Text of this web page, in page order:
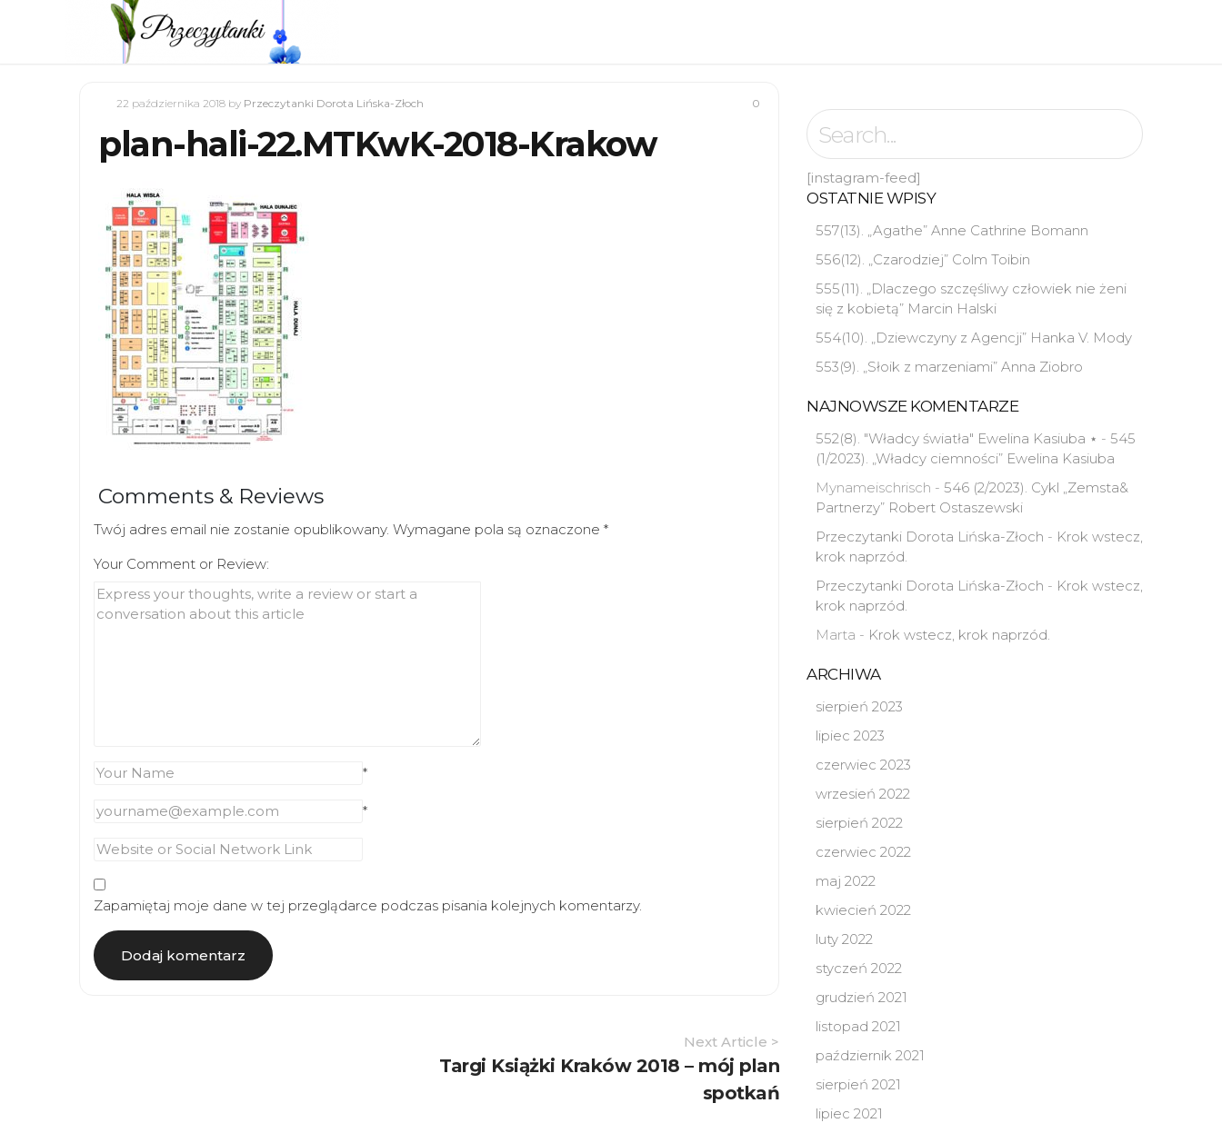
0
22 października 2018 by Przeczytanki Dorota Lińska-Złoch
plan-hali-22.MTKwK-2018-Krakow
Comments & Reviews
Twój adres email nie zostanie opublikowany. Wymagane pola są oznaczone *
Your Comment or Review:
*
*
Zapamiętaj moje dane w tej przeglądarce podczas pisania kolejnych komentarzy.
Next Article >
Targi Książki Kraków 2018 – mój plan
spotkań
[instagram-feed]
OSTATNIE WPISY
557(13). „Agathe” Anne Cathrine Bomann
556(12). „Czarodziej” Colm Toibin
555(11). „Dlaczego szczęśliwy człowiek nie żeni
się z kobietą” Marcin Halski
554(10). „Dziewczyny z Agencji” Hanka V. Mody
553(9). „Słoik z marzeniami” Anna Ziobro
NAJNOWSZE KOMENTARZE
552(8). "Władcy światła" Ewelina Kasiuba ⋆ - 545
(1/2023). „Władcy ciemności” Ewelina Kasiuba
Mynameischrisch - 546 (2/2023). Cykl „Zemsta&
Partnerzy” Robert Ostaszewski
Przeczytanki Dorota Lińska-Złoch - Krok wstecz,
krok naprzód.
Przeczytanki Dorota Lińska-Złoch - Krok wstecz,
krok naprzód.
Marta - Krok wstecz, krok naprzód.
ARCHIWA
sierpień 2023
lipiec 2023
czerwiec 2023
wrzesień 2022
sierpień 2022
czerwiec 2022
maj 2022
kwiecień 2022
luty 2022
styczeń 2022
grudzień 2021
listopad 2021
październik 2021
sierpień 2021
lipiec 2021